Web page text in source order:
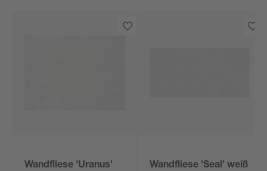
Wandfliese 'Uranus'
Wandfliese 'Seal' weiß